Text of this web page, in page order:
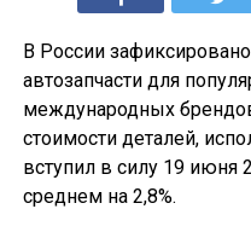
В России
автозапчасти для
международных
стоимости деталей,
вступил в силу 19 июня
среднем на 2,8%.